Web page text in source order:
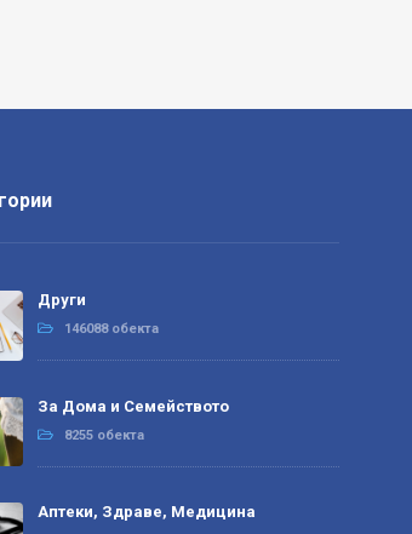
Други
146088 обекта
За Дома и Семейството
8255 обекта
Аптеки, Здраве, Медицина